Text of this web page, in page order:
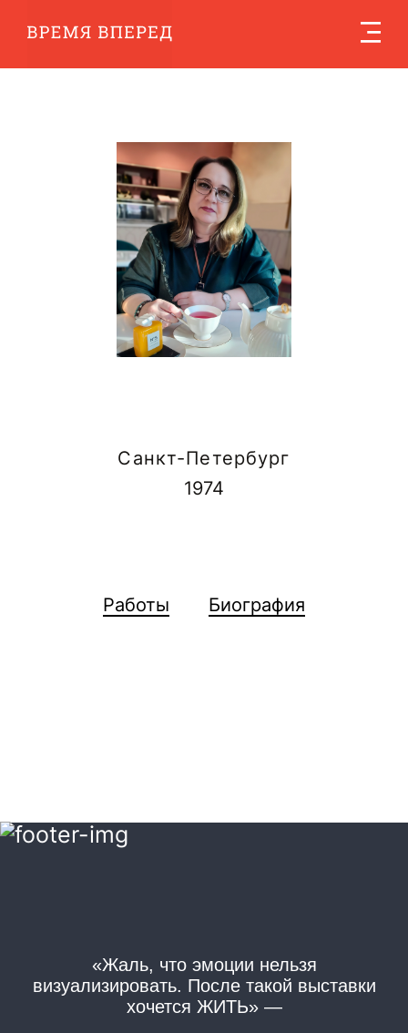
Санкт-Петербург
1974
Работы Биография
«Жаль, что эмоции нельзя
визуализировать. После такой выставки
хочется ЖИТЬ» —